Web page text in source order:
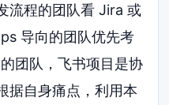
流程的团队看 Jira 或
导向的团队优先考
团队，飞书项目是协
据自身痛点，利用本